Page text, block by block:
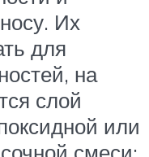
Их
для
на
слой
или